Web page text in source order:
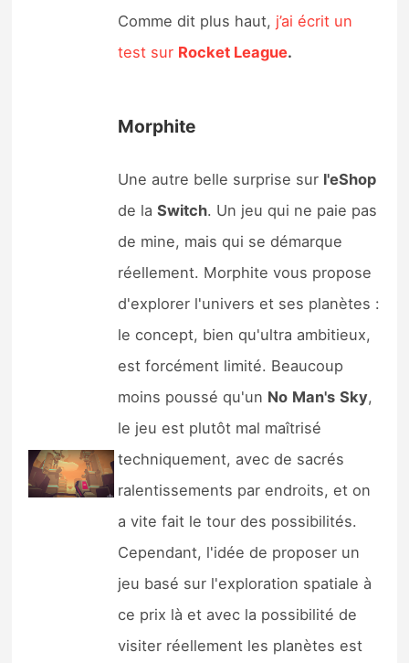
Comme dit plus haut, j’ai écrit un
test sur Rocket League.
Morphite
Une autre belle surprise sur l'eShop
de laSwitch. Un jeu qui ne paie pas
de mine, mais qui se démarque
réellement. Morphite vous propose
d'explorer l'univers et ses planètes :
le concept, bien qu'ultra ambitieux,
est forcément limité. Beaucoup
moins poussé qu'un No Man's Sky,
le jeu est plutôt mal maîtrisé
techniquement, avec de sacrés
ralentissements par endroits, et on
a vite fait le tour des possibilités.
Cependant, l'idée de proposer un
jeu basé sur l'exploration spatiale à
ce prix là et avec la possibilité de
visiter réellement les planètes est